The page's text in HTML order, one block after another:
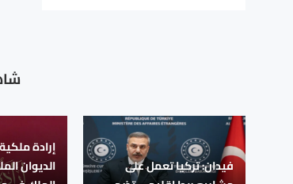
إرادة
الديوان
فيدان: تركيا تعمل على